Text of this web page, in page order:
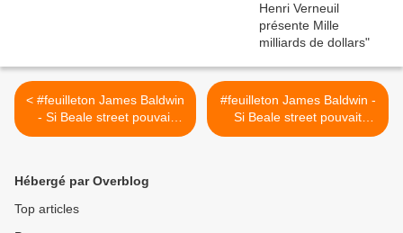
< #feuilleton James Baldwin
- Si Beale street pouvait
parler (4 / 15, lu par
#feuilleton James Baldwin -
Si Beale street pouvait
parler (5 / 15, lu par
Hébergé par Overblog
Top articles